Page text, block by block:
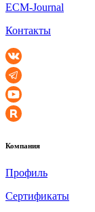
ECM-Journal
Контакты
Компания
Профиль
Сертификаты